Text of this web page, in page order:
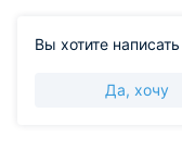
Вы хотите
Да, хочу